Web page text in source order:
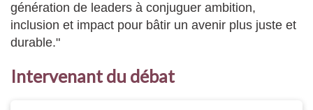
génération de leaders à conjuguer ambition,
inclusion et impact pour bâtir un avenir plus juste et
durable."
Intervenant du débat